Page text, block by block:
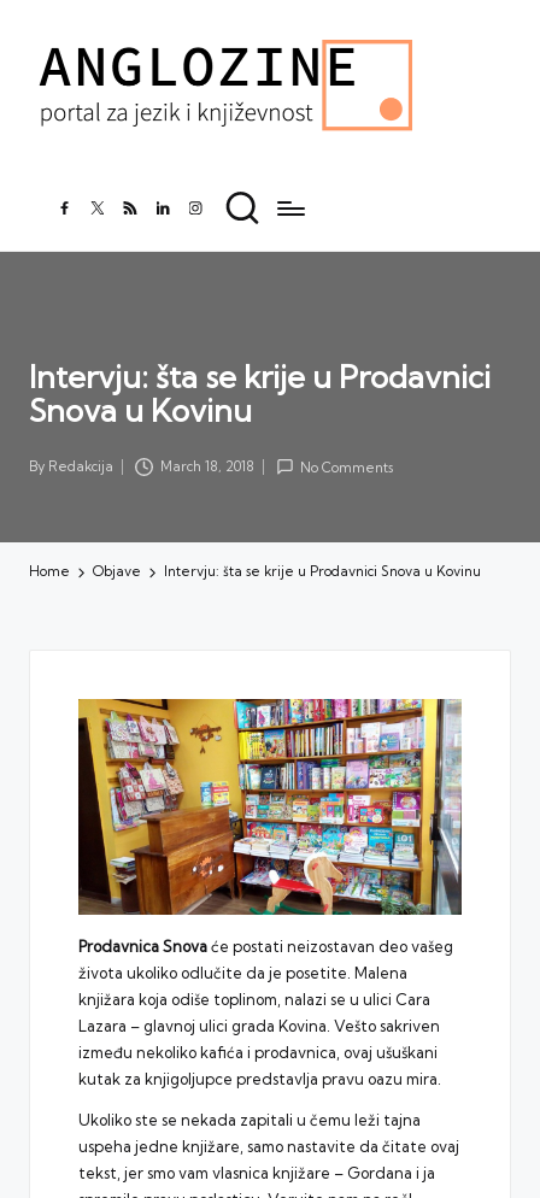
facebook.com
twitter.com
rss.comlinkedin.com
instagram.com
Intervju: šta se krije u Prodavnici
Snova u Kovinu
Posted
By Redakcija March 18, 2018 No Comments
Home Objave Intervju: šta se krije u Prodavnici Snova u Kovinu
Prodavnica Snovaće postati neizostavan deo vašeg
života ukoliko odlučite da je posetite. Malena
knjižara koja odiše toplinom, nalazi se u ulici Cara
Lazara – glavnoj ulici grada Kovina. Vešto sakriven
između nekoliko kafića i prodavnica, ovaj ušuškani
kutak za knjigoljupce predstavlja pravu oazu mira.
Ukoliko ste se nekada zapitali u čemu leži tajna
uspeha jedne knjižare, samo nastavite da čitate ovaj
tekst, jer smo vam vlasnica knjižare – Gordana i ja